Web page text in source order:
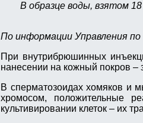
В образце воды, взятом
По информации Управления
При внутрибрюшинных
нанесении на кожный покров –
В сперматозоидах хомяков и
хромосом, положительные
культивировании клеток – их